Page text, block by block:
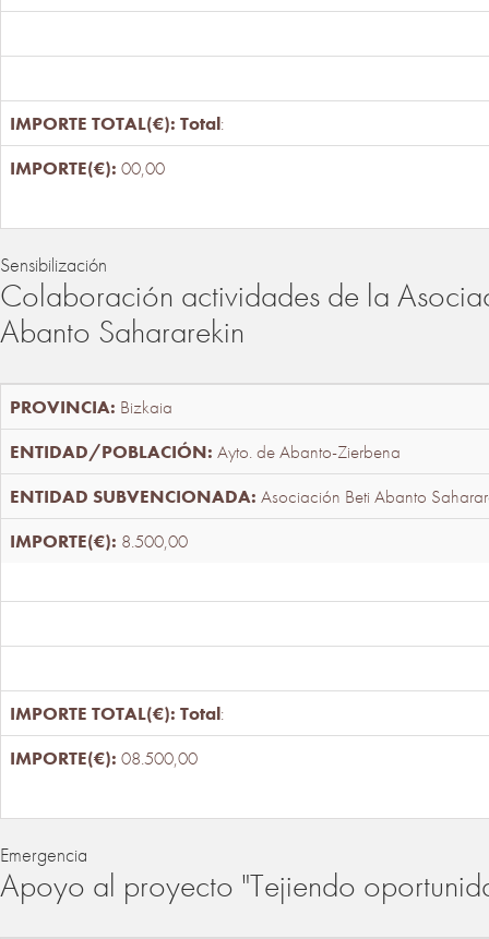
Total:
00,00
Sensibilización
Colaboración actividades de la
Abanto Sahararekin
Bizkaia
Ayto. de Abanto-Zierbena
Asociación Beti Abanto
8.500,00
Total:
08.500,00
Emergencia
Apoyo al proyecto "Tejiendo